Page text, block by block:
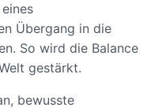
Übergang in die
So wird die Balance
gestärkt.
bewusste